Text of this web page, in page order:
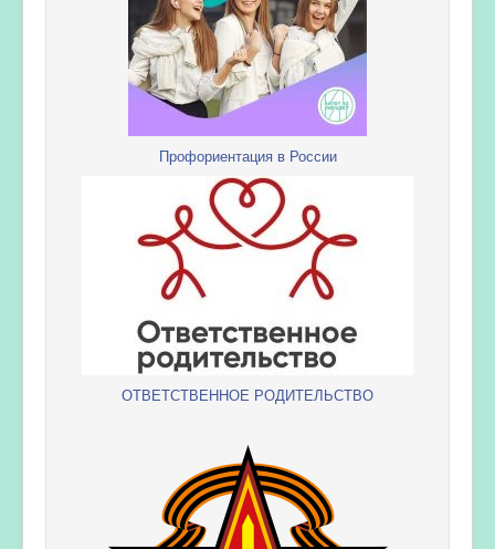
Профориентация в России
ОТВЕТСТВЕННОЕ РОДИТЕЛЬСТВО